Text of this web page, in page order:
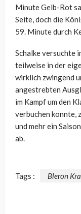
Minute Gelb-Rot
Seite, doch die
59. Minute durch
Schalke versuchte
teilweise in der
wirklich zwingend
angestrebten
im Kampf um den
verbuchen konnte,
und mehr ein
ab.
Tags : Bleron